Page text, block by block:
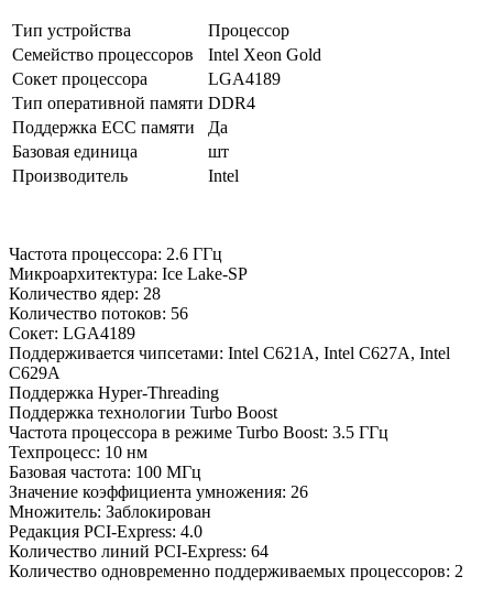
Тип устройства
Процессор
Семейство процессоров
Intel Xeon Gold
Сокет процессора
LGA4189
Тип оперативной памяти DDR4
Поддержка ECC памяти
Да
Базовая единица
шт
Производитель
Intel
Частота процессора: 2.6 ГГц
Микроархитектура: Ice Lake-SP
Количество ядер: 28
Количество потоков: 56
Сокет: LGA4189
Поддерживается чипсетами: Intel C621A, Intel C627A, Intel
C629A
Поддержка Hyper-Threading
Поддержка технологии Turbo Boost
Частота процессора в режиме Turbo Boost: 3.5 ГГц
Техпроцесс: 10 нм
Базовая частота: 100 МГц
Значение коэффициента умножения: 26
Множитель: Заблокирован
Редакция PCI-Express: 4.0
Количество линий PCI-Express: 64
Количество одновременно поддерживаемых процессоров: 2